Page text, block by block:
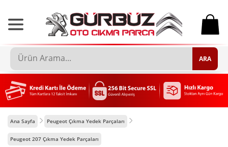
0
ARA
Ana Sayfa Peugeot Çıkma Yedek Parçaları
Peugeot 207 Çıkma Yedek Parçaları